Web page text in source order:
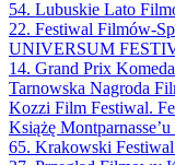
54. Lubuskie Lato
22. Festiwal Filmów-
UNIVERSUM
14. Grand Prix Komeda
Tarnowska Nagroda
Kozzi Film Festiwal.
Książę
65. Krakowski